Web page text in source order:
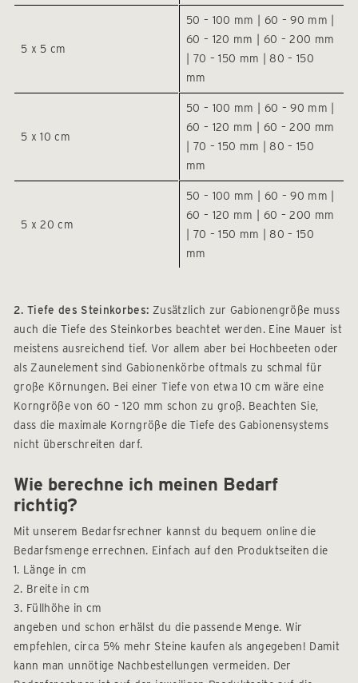
5 x 5 cm
50 – 100 mm | 60 – 90 mm |
60 – 120 mm | 60 – 200 mm
| 70 – 150 mm | 80 – 150
mm
5 x 10 cm
50 – 100 mm | 60 – 90 mm |
60 – 120 mm | 60 – 200 mm
| 70 – 150 mm | 80 – 150
mm
5 x 20 cm
50 – 100 mm | 60 – 90 mm |
60 – 120 mm | 60 – 200 mm
| 70 – 150 mm | 80 – 150
mm
2. Tiefe des Steinkorbes: Zusätzlich zur Gabionengröße muss
auch die Tiefe des Steinkorbes beachtet werden. Eine Mauer ist
meistens ausreichend tief. Vor allem aber bei Hochbeeten oder
als Zaunelement sind Gabionenkörbe oftmals zu schmal für
große Körnungen. Bei einer Tiefe von etwa 10 cm wäre eine
Korngröße von 60 – 120 mm schon zu groß. Beachten Sie,
dass die maximale Korngröße die Tiefe des Gabionensystems
nicht überschreiten darf.
Wie berechne ich meinen Bedarf
richtig?
Mit unserem Bedarfsrechner kannst du bequem online die
Bedarfsmenge errechnen. Einfach auf den Produktseiten die
1. Länge in cm
2. Breite in cm
3. Füllhöhe in cm
angeben und schon erhälst du die passende Menge. Wir
empfehlen, circa 5% mehr Steine kaufen als angegeben! Damit
kann man unnötige Nachbestellungen vermeiden. Der